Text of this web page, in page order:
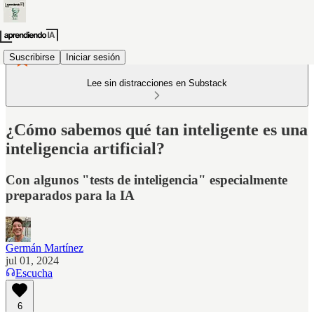
Suscribirse Iniciar sesión
Lee sin distracciones en Substack
¿Cómo sabemos qué tan inteligente es una
inteligencia artificial?
Con algunos "tests de inteligencia" especialmente
preparados para la IA
Germán Martínez
jul 01, 2024
Escucha
6